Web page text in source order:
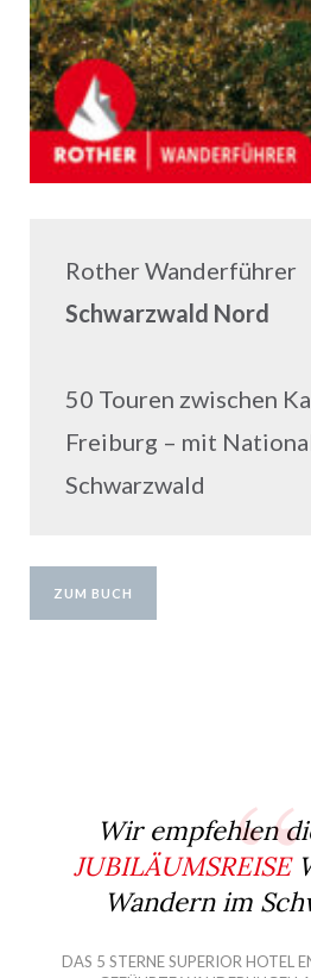
Rother Wanderführer
Schwarzwald Nord
50 Touren zwischen
Freiburg – mit
Schwarzwald
ZUM BUCH
Wir empfehlen
JUBILÄUMSREISE
Wandern im
DAS 5 STERNE SUPERIOR HOTEL